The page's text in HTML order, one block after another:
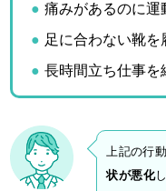
痛みがあるのに運
足に合わない靴を
長時間立ち仕事を
上記の行
状が悪化